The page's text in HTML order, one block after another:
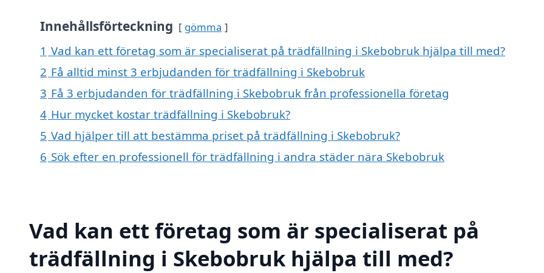
Innehållsförteckning gömma
1 Vad kan ett företag som är specialiserat på trädfällning i Skebobruk hjälpa till med?
2 Få alltid minst 3 erbjudanden för trädfällning i Skebobruk
3 Få 3 erbjudanden för trädfällning i Skebobruk från professionella företag
4 Hur mycket kostar trädfällning i Skebobruk?
5 Vad hjälper till att bestämma priset på trädfällning i Skebobruk?
6 Sök efter en professionell för trädfällning i andra städer nära Skebobruk
Vad kan ett företag som är specialiserat på
trädfällning i Skebobruk hjälpa till med?